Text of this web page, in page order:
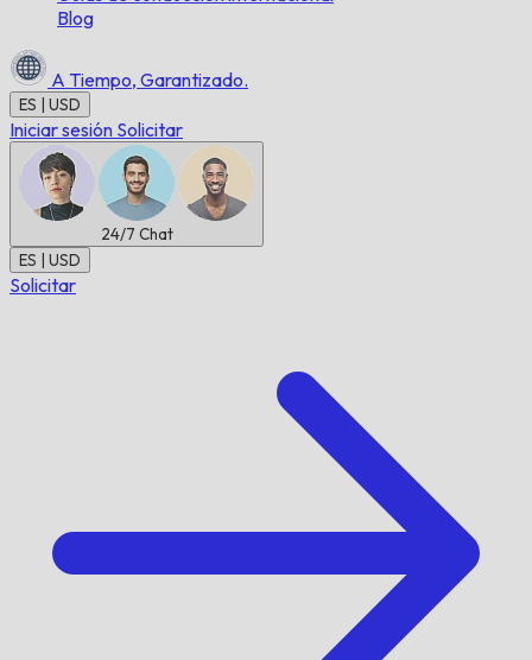
Blog
A Tiempo, Garantizado.
ES | USD
Iniciar sesión Solicitar
24/7 Chat
ES | USD
Solicitar